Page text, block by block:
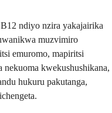
ndiyo nzira yakajairika
muzvimiro
emuromo, mapiritsi
nekuoma kwekushushikana,
hukuru pakutanga,